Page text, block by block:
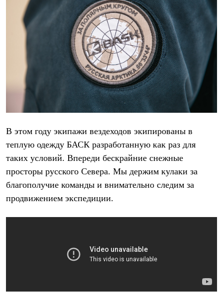
ЗА ПОЛЯРНЫМ КРУГОМ
TREK
BASK kids
ИДЁМ В ПОХОД
Дневник капитана
Компания
История
Производство
Баск в вашем городе
Контроль качества
Технологии
Команда Баск
Сотрудничество
Дилерам
Корпоративным клиентам
В этом году экипажи вездеходов экипированы в
теплую одежду БАСК разработанную как раз для
таких условий. Впереди бескрайние снежные
просторы русского Севера. Мы держим кулаки за
благополучие команды и внимательно следим за
продвижением экспедиции.